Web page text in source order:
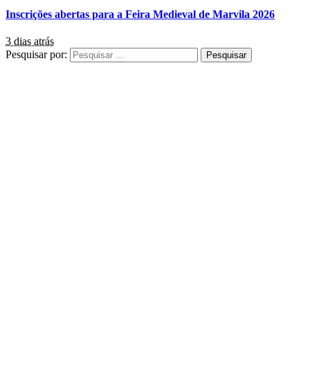
Inscrições abertas para a Feira Medieval de Marvila 2026
3 dias atrás
Pesquisar por: